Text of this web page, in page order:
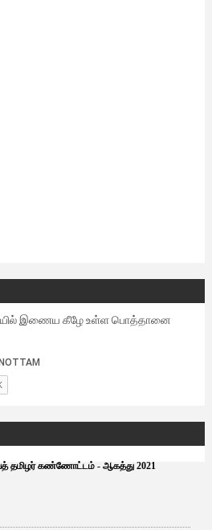
இணைய கீழே உள்ள பொத்தானை
தமிழர் கண்ணோட்டம் - ஆகத்து 2021